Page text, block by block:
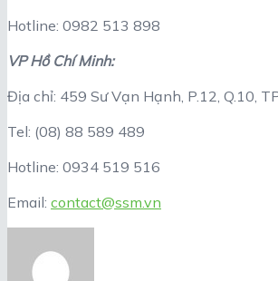
Hotline: 0982 513 898
VP Hồ Chí Minh:
Địa chỉ: 459 Sư Vạn Hạnh, P.12, Q.10,
Tel: (08) 88 589 489
Hotline: 0934 519 516
Email: contact@ssm.vn